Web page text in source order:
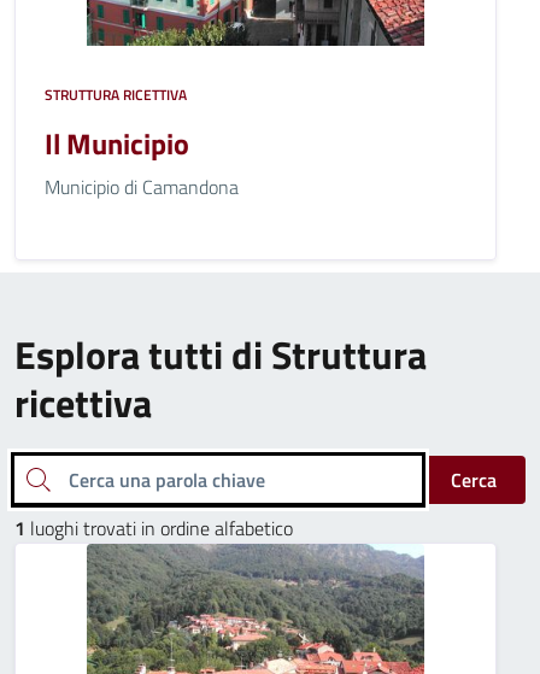
STRUTTURA RICETTIVA
Il Municipio
Municipio di Camandona
Esplora tutti di Struttura
ricettiva
Cerca una parola chiave
Cerca
1 luoghi trovati in ordine alfabetico